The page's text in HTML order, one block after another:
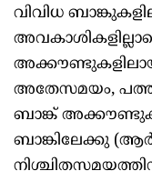
വിവിധ
അതേസമയം,
ബാങ്ക്
ബാങ്കിലേക്കു